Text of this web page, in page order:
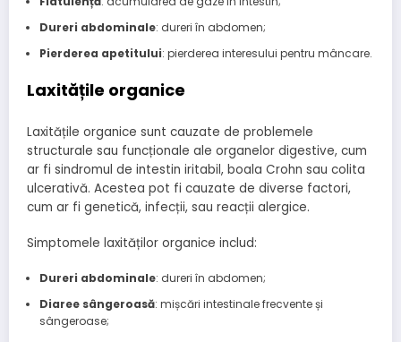
Dureri abdominale: dureri în abdomen;
Pierderea apetitului: pierderea interesului pentru mâncare.
Laxitățile organice
Laxitățile organice sunt cauzate de problemele
structurale sau funcționale ale organelor digestive, cum
ar fi sindromul de intestin iritabil, boala Crohn sau colita
ulcerativă. Acestea pot fi cauzate de diverse factori,
cum ar fi genetică, infecții, sau reacții alergice.
Simptomele laxităților organice includ:
Dureri abdominale: dureri în abdomen;
Diaree sângeroasă: mișcări intestinale frecvente și
sângeroase;